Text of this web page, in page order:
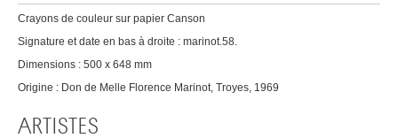
Crayons de couleur sur papier Canson
Signature et date en bas à droite : marinot.58.
Dimensions : 500 x 648 mm
Origine : Don de Melle Florence Marinot, Troyes, 1969
ARTISTES